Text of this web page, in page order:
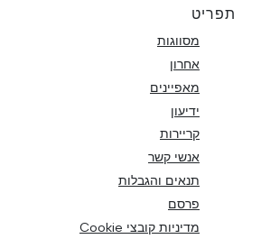
תפריט
מסווגות
אחרון
מאפיינים
ידיעון
קריירות
אנשי קשר
תנאים והגבלות
פרסם
מדיניות קובצי Cookie